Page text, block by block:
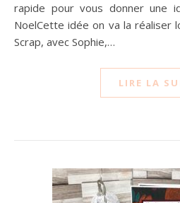
rapide pour vous donner une
NoelCette idée on va la réaliser
Scrap, avec Sophie,…
LIRE LA